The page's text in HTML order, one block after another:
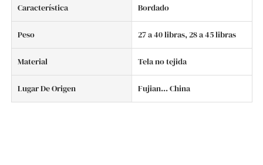
Característica Bordado
Peso 27 a 40 libras, 28 a 45 libras
Material Tela no tejida
Lugar De Origen Fujian... China